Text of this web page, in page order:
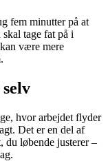
fem minutter på at
tage fat på i
være mere
hvor arbejdet flyder
Det er en del af
du løbende justerer –